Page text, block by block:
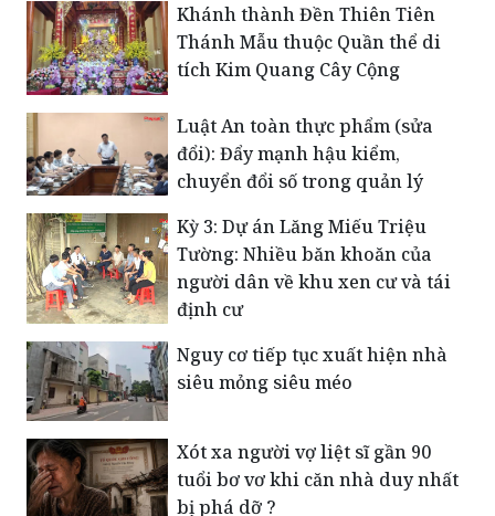
Khánh thành Đền Thiên Tiên
Thánh Mẫu thuộc Quần thể di
tích Kim Quang Cây Cộng
Luật An toàn thực phẩm (sửa
đổi): Đẩy mạnh hậu kiểm,
chuyển đổi số trong quản lý
Kỳ 3: Dự án Lăng Miếu Triệu
Tường: Nhiều băn khoăn của
người dân về khu xen cư và tái
định cư
Nguy cơ tiếp tục xuất hiện nhà
siêu mỏng siêu méo
Xót xa người vợ liệt sĩ gần 90
tuổi bơ vơ khi căn nhà duy nhất
bị phá dỡ ?